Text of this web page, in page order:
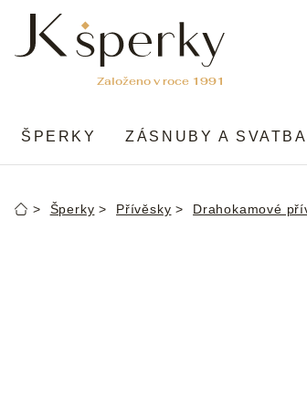
obsah
ŠPERKY ZÁSNUBY A SVATBA
DomůŠperky Přívěsky Drahokamové